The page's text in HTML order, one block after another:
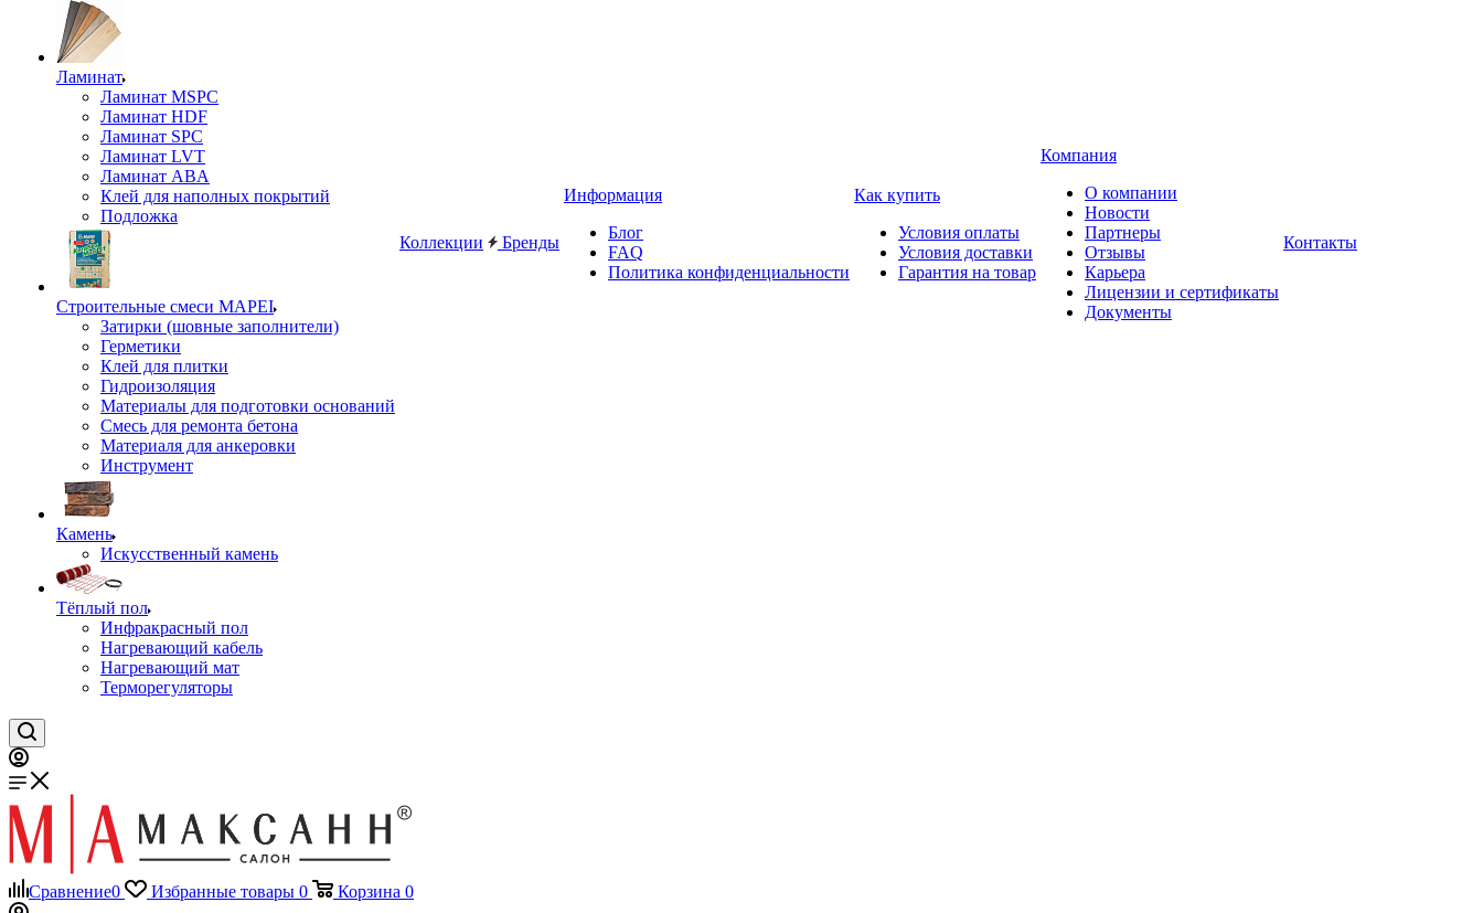
Ламинат
Ламинат MSPC
Ламинат HDF
Ламинат SPC
Ламинат LVT
Ламинат ABA
Клей для наполных покрытий
Подложка
Строительные смеси MAPEI
Затирки (шовные заполнители)
Герметики
Клей для плитки
Гидроизоляция
Материалы для подготовки оснований
Смесь для ремонта бетона
Материаля для анкеровки
Инструмент
Камень
Искусственный камень
Тёплый пол
Инфракрасный пол
Нагревающий кабель
Нагревающий мат
Терморегуляторы
Коллекции Бренды
Информация
Блог
FAQ
Политика конфиденциальности
Как купить
Условия оплаты
Условия доставки
Гарантия на товар
Компания
О компании
Новости
Партнеры
Отзывы
Карьера
Лицензии и сертификаты
Документы
Контакты
Сравнение0 Избранные товары 0 Корзина 0